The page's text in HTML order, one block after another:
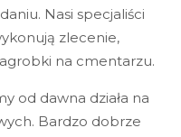
Nasi specjaliści
zlecenie,
na cmentarzu.
od dawna działa na
Bardzo dobrze